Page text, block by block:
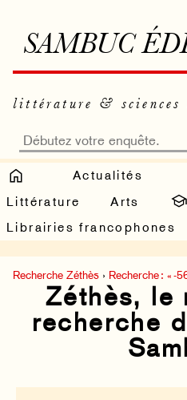
SAMBUC
littérature & sciences
Actualités
Littérature
Arts
Librairies francophones
Recherche Zéthès › Recherche : « -
Zéthès, le
recherche